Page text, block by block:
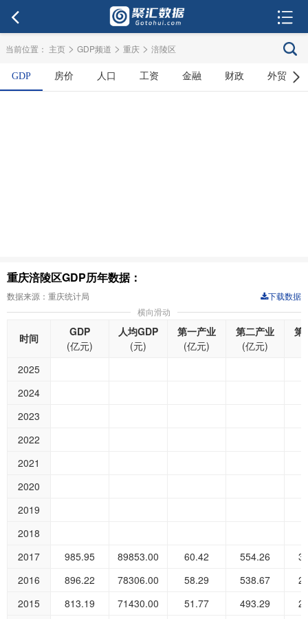
当前位置： 主页 > GDP频道 > 重庆 > 涪陵区
GDP 房价 人口 工资 金融 财政 外贸
重庆涪陵区GDP历年数据：
数据来源：重庆统计局
下载数据
横向滑动
时间
GDP
(亿元)
人均GDP
(元)
第一产业
(亿元)
第二产业
(亿元)
第
2025
2024
2023
2022
2021
2020
2019
2018
2017
985.95 89853.00 60.42 554.26
2016
896.22 78306.00 58.29 538.67
2015
813.19 71430.00 51.77 493.29